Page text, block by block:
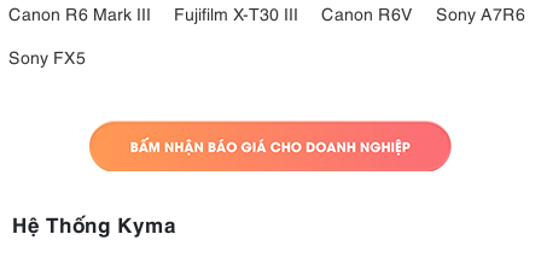
Canon R6 Mark III
Fujifilm X-T30 III Canon R6V
Sony A7R6
Sony FX5
Hệ Thống Kyma